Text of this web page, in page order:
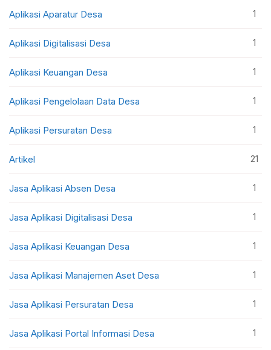
Aplikasi Aparatur Desa 1
Aplikasi Digitalisasi Desa 1
Aplikasi Keuangan Desa 1
Aplikasi Pengelolaan Data Desa 1
Aplikasi Persuratan Desa 1
Artikel 21
Jasa Aplikasi Absen Desa 1
Jasa Aplikasi Digitalisasi Desa 1
Jasa Aplikasi Keuangan Desa 1
Jasa Aplikasi Manajemen Aset Desa 1
Jasa Aplikasi Persuratan Desa 1
Jasa Aplikasi Portal Informasi Desa 1